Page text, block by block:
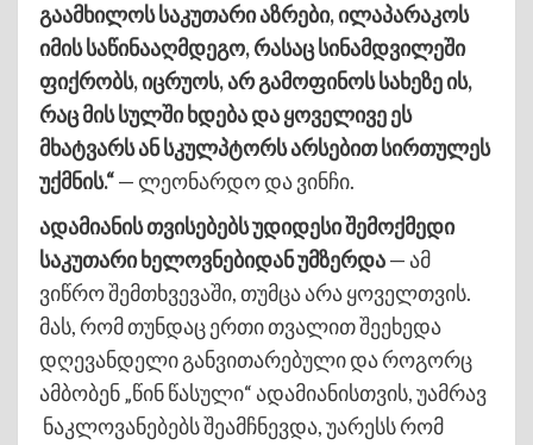
გაამხილოს საკუთარი აზრები, ილაპარაკოს
იმის საწინააღმდეგო, რასაც სინამდვილეში
ფიქრობს, იცრუოს, არ გამოფინოს სახეზე ის,
რაც მის სულში ხდება და ყოველივე ეს
მხატვარს ან სკულპტორს არსებით სირთულეს
უქმნის.“— ლეონარდო და ვინჩი.
ადამიანის თვისებებს უდიდესი შემოქმედი
საკუთარი ხელოვნებიდან უმზერდა— ამ
ვიწრო შემთხვევაში, თუმცა არა ყოველთვის.
მას, რომ თუნდაც ერთი თვალით შეეხედა
დღევანდელი განვითარებული და როგორც
ამბობენ „წინ წასული“ ადამიანისთვის, უამრავ
ნაკლოვანებებს შეამჩნევდა, უარესს რომ